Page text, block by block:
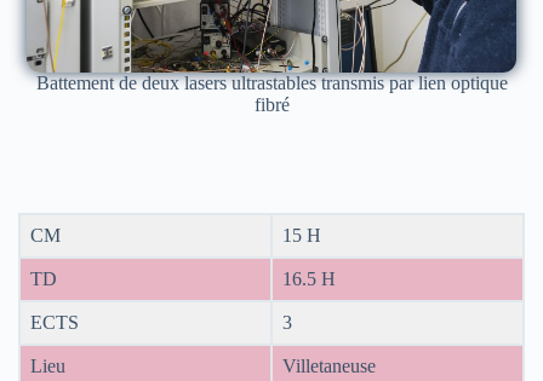
Battement de deux lasers ultrastables transmis par lien optique
fibré
CM 15 H
TD 16.5 H
ECTS 3
Lieu Villetaneuse